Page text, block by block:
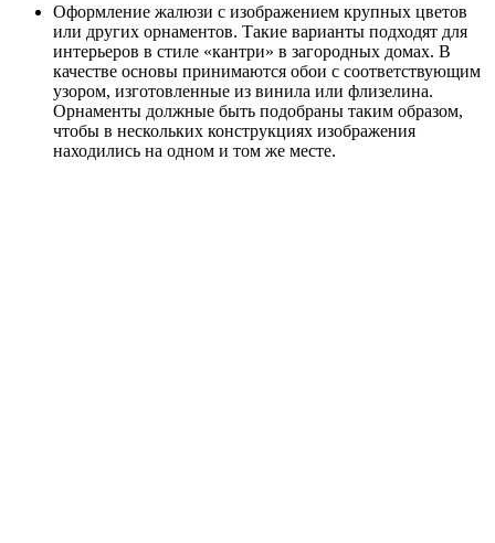
Оформление жалюзи с изображением крупных цветов
или других орнаментов. Такие варианты подходят для
интерьеров в стиле «кантри» в загородных домах. В
качестве основы принимаются обои с соответствующим
узором, изготовленные из винила или флизелина.
Орнаменты должные быть подобраны таким образом,
чтобы в нескольких конструкциях изображения
находились на одном и том же месте.